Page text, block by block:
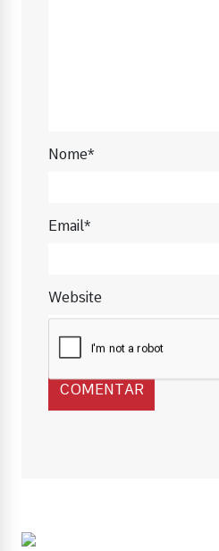
Nome*
Email*
Website